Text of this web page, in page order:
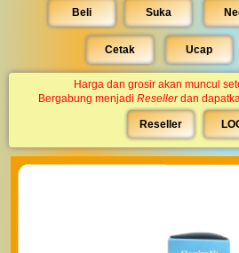
Beli Suka
Cetak Ucap
Harga dan grosir akan muncul
Bergabung menjadi Resellerdan
Reseller